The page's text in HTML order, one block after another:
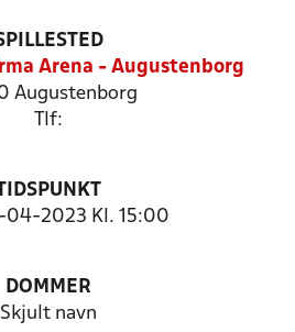
Arena - Augustenborg
Augustenborg
Tlf:
2023 Kl. 15:00
DOMMER
Skjult navn